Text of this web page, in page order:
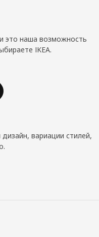
это наша возможность
IKEA.
вариации стилей,